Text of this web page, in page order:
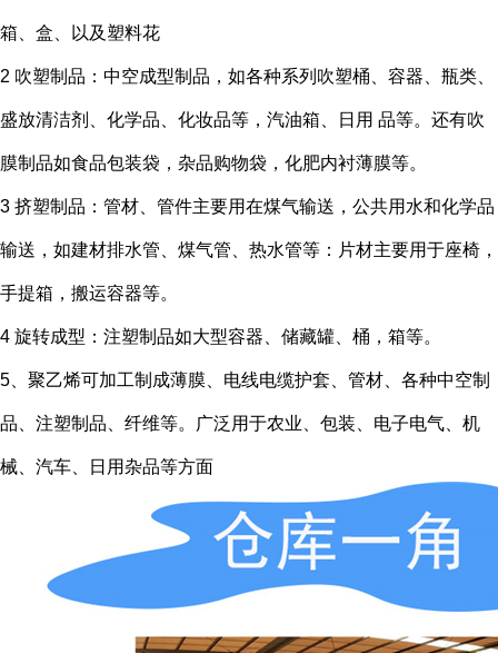
箱、盒、以及塑料花
2 吹塑制品：中空成型制品，如各种系列吹塑桶、容器、瓶类、
盛放清洁剂、化学品、化妆品等，汽油箱、日用 品等。还有吹
膜制品如食品包装袋，杂品购物袋，化肥内衬薄膜等。
3 挤塑制品：管材、管件主要用在煤气输送，公共用水和化学品
输送，如建材排水管、煤气管、热水管等：片材主要用于座椅，
手提箱，搬运容器等。
4 旋转成型：注塑制品如大型容器、储藏罐、桶，箱等。
5、聚乙烯可加工制成薄膜、电线电缆护套、管材、各种中空制
品、注塑制品、纤维等。广泛用于农业、包装、电子电气、机
械、汽车、日用杂品等方面